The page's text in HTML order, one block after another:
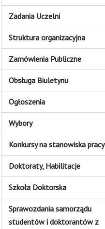
Zadania Uczelni
Struktura organizacyjna
Zamówienia Publiczne
Obsługa Biuletynu
Ogłoszenia
Wybory
Konkursy na stanowiska pracy
Doktoraty, Habilitacje
Szkoła Doktorska
Sprawozdania samorządu
studentów i doktorantów z